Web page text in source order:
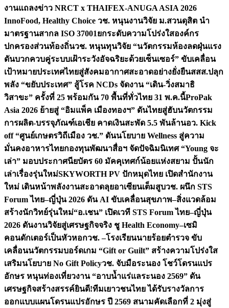
งานแถลงข่าว NRCT x THAIFEX-ANUGA ASIA 2026
InnoFood, Healthy Choice วช. หนุนงานวิจัย ม.สวนดุสิต นำ
มาตรฐานสากล ISO 37001ยกระดับความโปร่งใสองค์กร
ปกครองส่วนท้องถิ่นวช. หนุนทุนวิจัย “นวัตกรรมห้องลดฝุ่นแรง
ดันบวกควบคู่ระบบเฝ้าระวังอัจฉริยะด้วยเซ็นเซอร์” ขับเคลื่อน
เป้าหมายประเทศไทยสู่สังคมอากาศสะอาดอย่างยั่งยืนสสส.ปลุก
พลัง “ขยับประเทศ” สู้โรค NCDs จัดงาน “เดิน-วิ่งสมาธิ
วิสาขะ” ครั้งที่ 25 พร้อมกัน 70 พื้นที่ทั่วไทย 31 พ.ค.นี้ProPak
Asia 2026 ย้ายสู่ “อิมแพ็ค เมืองทองฯ” ดันไทยสู่ฮับนวัตกรรม
การผลิต-บรรจุภัณฑ์เอเชีย คาดเงินสะพัด 5.5 พันล้านอว. Kick
off “ศูนย์เกษตรวิถีเมือง วช.” ดันนโยบาย Wellness สู่ความ
มั่นคงอาหารไทยกองทุนพัฒนาสื่อฯ จัดปัจฉิมนิเทศ “Young จะ
เล่า” มอบประกาศนียบัตร 60 มัคคุเทศก์น้อยแห่งสยาม ปั้นนัก
เล่าเรื่องรุ่นใหม่SKYWORTH PV ปักหมุดไทย เปิดสำนักงาน
ใหม่ เดินหน้าพลังงานสะอาดลุยอาเซียนเต็มสูบวช. ผนึก STS
Forum ไทย–ญี่ปุ่น 2026 ดัน AI ขับเคลื่อนสุขภาพ–สิ่งแวดล้อม
สร้างนักวิทย์รุ่นใหม่“อ.เชน” เปิดเวที STS Forum ไทย–ญี่ปุ่น
2026 ดันงานวิจัยสู่เศรษฐกิจจริง ชู Health Economy–เซมิ
คอนดักเตอร์เป็นหัวหอกวช. –โรงเรียนนายร้อยตำรวจ ขับ
เคลื่อนนวัตกรรมบอร์ดเกม “Gift or Guilt” สร้างความโปร่งใส
เสริมนโยบาย No Gift Policyวช. จับมือระนอง โชว์โดรนแปร
อักษร หนุนท่องเที่ยวงาน “อาบน้ำแร่แลระนอง 2569” ดัน
เศรษฐกิจสร้างสรรค์ยินดี!ทีมเยาวชนไทย ได้รับรางวัลการ
ออกแบบแผนโดรนแปรอักษร ปี 2569 สนามคัดเลือกที่ 2 มุ่งสู่